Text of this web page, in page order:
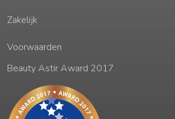
Zakelijk
Voorwaarden
Beauty Astir Award 2017